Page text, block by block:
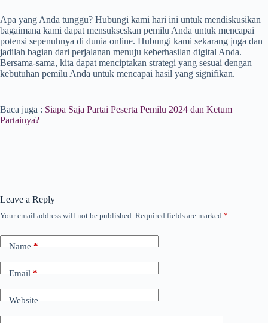
Apa yang Anda tunggu? Hubungi kami hari ini untuk mendiskusikan
bagaimana kami dapat mensukseskan pemilu Anda untuk mencapai
potensi sepenuhnya di dunia online. Hubungi kami sekarang juga dan
jadilah bagian dari perjalanan menuju keberhasilan digital Anda.
Bersama-sama, kita dapat menciptakan strategi yang sesuai dengan
kebutuhan pemilu Anda untuk mencapai hasil yang signifikan.
Baca juga : Siapa Saja Partai Peserta Pemilu 2024 dan Ketum
Partainya?
Leave a Reply
Your email address will not be published. Required fields are marked *
Name*
Email*
Website